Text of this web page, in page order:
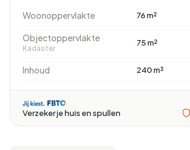
Woonoppervlakte 76 m²
Objectoppervlakte
Kadaster
75 m²
Inhoud 240 m³
Verzeker je huis en spullen